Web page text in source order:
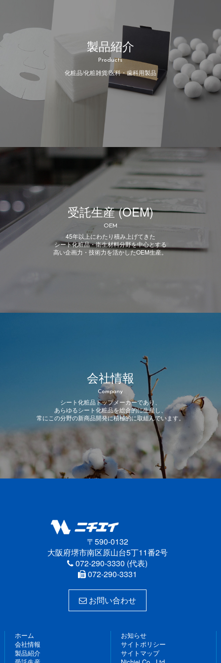
製品紹介
Products
化粧品/化粧雑貨/医科・歯科用製品
受託生産 (OEM)
OEM
45年以上にわたり積み上げてきた
シート化粧品・衛生材料分野を中心とする
高い企画力・技術力を活かしたOEM生産。
会社情報
Company
シート化粧品トップメーカーであり、
あらゆるシート化粧品を総合的に生産し、
常にこの分野の新商品開発に積極的に取組んでいます。
〒590-0132
大阪府堺市南区原山台5丁11番2号
072-290-3330 (代表)
072-290-3331
お問い合わせ
ホーム
会社情報
製品紹介
お知らせ
サイトポリシー
サイトマップ